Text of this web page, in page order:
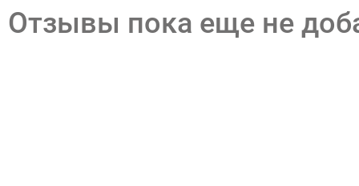
Отзывы пока еще не